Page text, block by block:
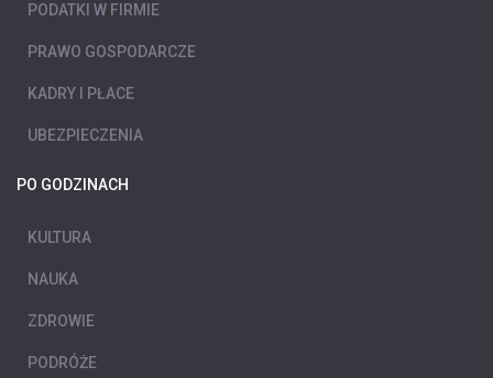
PODATKI W FIRMIE
PRAWO GOSPODARCZE
KADRY I PŁACE
UBEZPIECZENIA
PO GODZINACH
KULTURA
NAUKA
ZDROWIE
PODRÓŻE